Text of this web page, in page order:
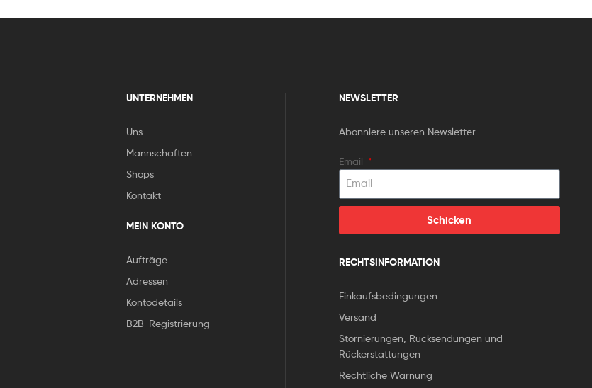
UNTERNEHMEN
Uns
Mannschaften
Shops
Kontakt
MEIN KONTO
Aufträge
Adressen
Kontodetails
B2B-Registrierung
NEWSLETTER
Abonniere unseren Newsletter
Email
Schicken
RECHTSINFORMATION
Einkaufsbedingungen
Versand
Stornierungen, Rücksendungen und
Rückerstattungen
Rechtliche Warnung